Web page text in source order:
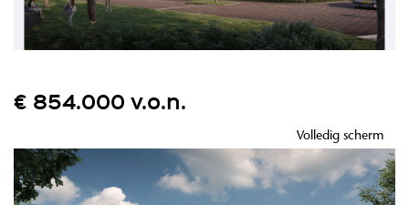
€ 854.000 v.o.n.
Volledig scherm